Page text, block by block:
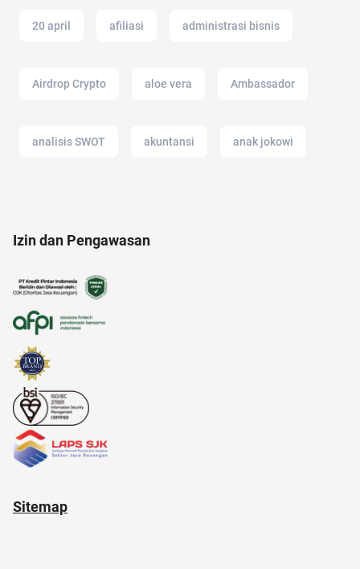
20 april afiliasi administrasi bisnis
Airdrop Crypto aloe vera Ambassador
analisis SWOT akuntansi anak jokowi
american music awards 2021
Izin dan Pengawasan
Sitemap